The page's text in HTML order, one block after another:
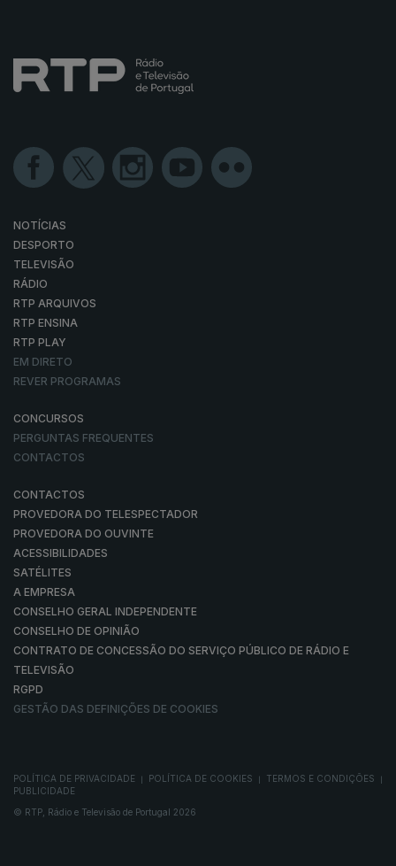
NOTÍCIAS
DESPORTO
TELEVISÃO
RÁDIO
RTP ARQUIVOS
RTP ENSINA
RTP PLAY
EM DIRETO
REVER PROGRAMAS
CONCURSOS
PERGUNTAS FREQUENTES
CONTACTOS
CONTACTOS
PROVEDORA DO TELESPECTADOR
PROVEDORA DO OUVINTE
ACESSIBILIDADES
SATÉLITES
A EMPRESA
CONSELHO GERAL INDEPENDENTE
CONSELHO DE OPINIÃO
CONTRATO DE CONCESSÃO DO SERVIÇO PÚBLICO DE RÁDIO E
TELEVISÃO
RGPD
GESTÃO DAS DEFINIÇÕES DE COOKIES
POLÍTICA DE PRIVACIDADE POLÍTICA DE COOKIES TERMOS E CONDIÇÕES
PUBLICIDADE
© RTP, Rádio e Televisão de Portugal 2026